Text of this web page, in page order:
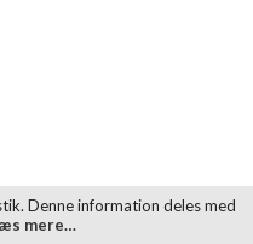
Denne information deles med
mere…